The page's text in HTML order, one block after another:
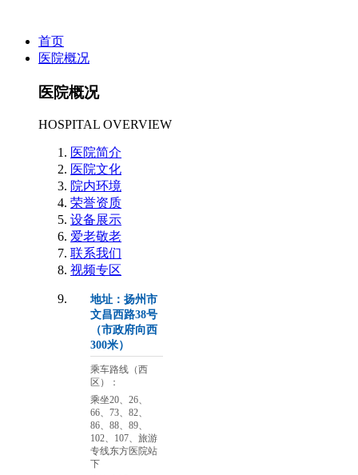
首页
医院概况
医院概况
HOSPITAL OVERVIEW
医院简介
医院文化
院内环境
荣誉资质
设备展示
爱老敬老
联系我们
视频专区
地址：扬州市
文昌西路38号
（市政府向西
300米）
乘车路线（西
区）：
乘坐20、26、
66、73、82、
86、88、89、
102、107、旅游
专线东方医院站
下